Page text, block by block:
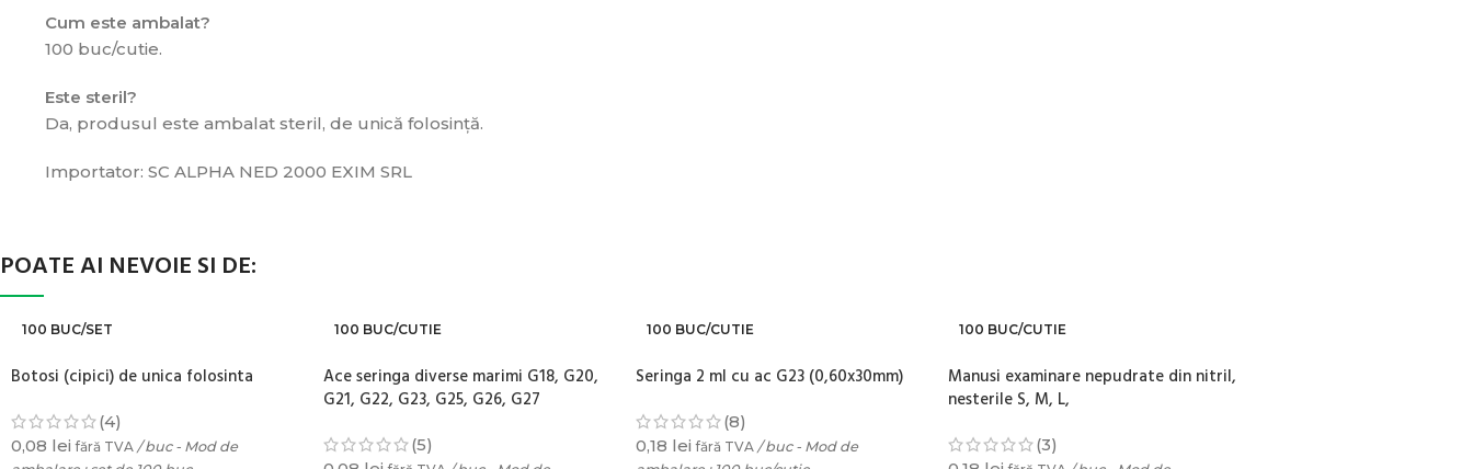
Cum este ambalat?
100 buc/cutie.
Este steril?
Da, produsul este ambalat steril, de unică folosință.
Importator: SC ALPHA NED 2000 EXIM SRL
POATE AI NEVOIE SI DE:
100 BUC/SET
Botosi (cipici) de unica folosinta
(4)
0,08 lei fără TVA / buc - Mod de
100 BUC/CUTIE
Ace seringa diverse marimi G18, G20,
G21, G22, G23, G25, G26, G27
(5)
100 BUC/CUTIE
Seringa 2 ml cu ac G23 (0,60x30mm)
(8)
0,18 lei fără TVA / buc - Mod de
100 BUC/CUTIE
Manusi examinare nepudrate din nitril,
nesterile S, M, L,
(3)